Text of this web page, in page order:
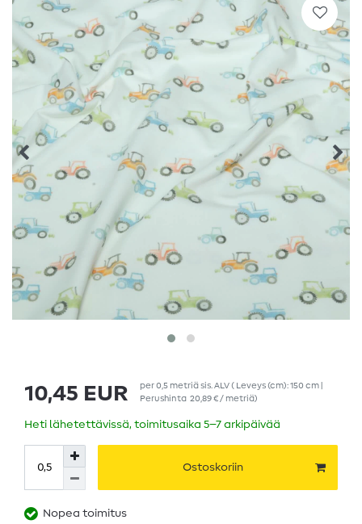
10,45 EUR per0,5 metriäsis. ALV( Leveys (cm): 150 cm |
Perushinta 20,89 € / metriä)
Heti lähetettävissä, toimitusaika 5–7 arkipäivää
Ostoskoriin
Nopea toimitus